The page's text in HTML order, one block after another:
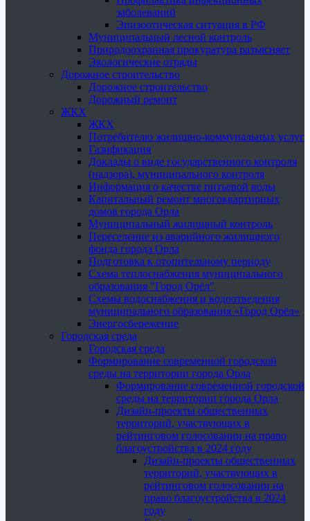
заболеваний
Эпизоотическая ситуация в РФ
Муниципальный лесной контроль
Природоохранная прокуратура разъясняет
Экологические отряды
Дорожное строительство
Дорожное строительство
Дорожный ремонт
ЖКХ
ЖКХ
Потребителю жилищно-коммунальных услуг
Газификация
Доклады о виде государственного контроля
(надзора), муниципального контроля
Информация о качестве питьевой воды
Капитальный ремонт многоквартирных
домов города Орла
Муниципальный жилищный контроль
Переселение из аварийного жилищного
фонда города Орла
Подготовка к отопительному периоду
Схема теплоснабжения муниципального
образования "Город Орёл"
Схемы водоснабжения и водоотведения
муниципального образования «Город Орёл»
Энергосбережение
Городская среда
Городская среда
Формирование современной городской
среды на территории города Орла
Формирование современной городской
среды на территории города Орла
Дизайн-проекты общественных
территорий, участвующих в
рейтинговом голосовании на право
благоустройства в 2024 году
Дизайн-проекты общественных
территорий, участвующих в
рейтинговом голосовании на
право благоустройства в 2024
году